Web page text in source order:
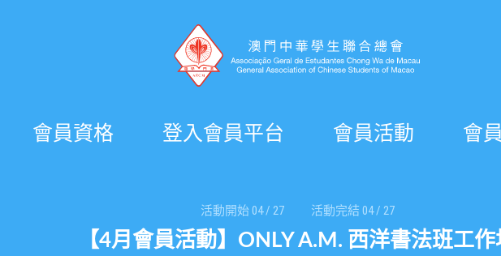
會員資格 登入會員平台 會員活動 會
活動開始04/ 27 活動完結04/ 27
【4月會員活動】ONLY A.M. 西洋書法班工作